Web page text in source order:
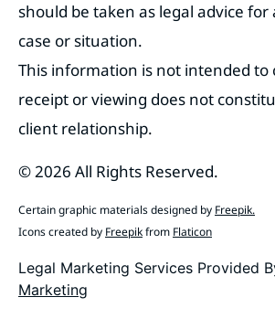
should be taken as legal advice
case or situation.
This information is not intended to
receipt or viewing does not
client relationship.
© 2026 All Rights Reserved.
Certain graphic materials designed by Freepik.
Icons created by Freepikfrom Flaticon
Legal Marketing Services Provided
Marketing